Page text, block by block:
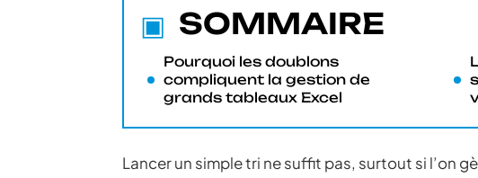
SOMMAIRE
Pourquoi les doublons
compliquent la gestion de
grands tableaux Excel
Lancer un simple tri ne suffit pas, surtout si l’on